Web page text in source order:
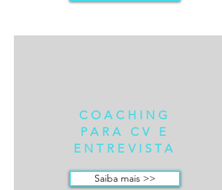
COACHING
PARA CV E
ENTREVISTA
Saiba mais >>